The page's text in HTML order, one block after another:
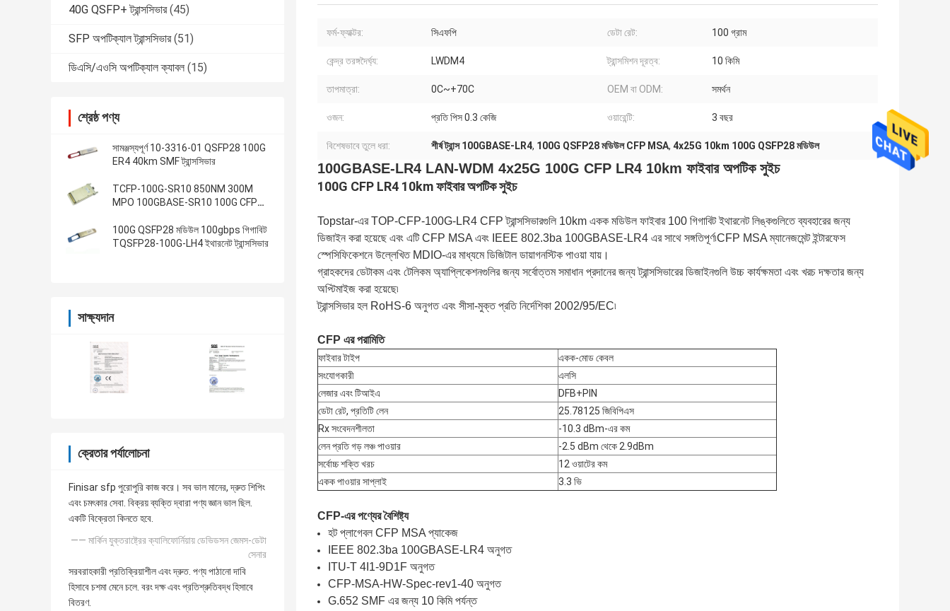
40G QSFP+ ট্রান্সসিভার (45)
SFP অপটিক্যাল ট্রান্সসিভার (51)
ডিএসি/এওসি অপটিক্যাল ক্যাবল (15)
শ্রেষ্ঠ পণ্য
সামঞ্জস্যপূর্ণ 10-3316-01 QSFP28 100G
ER4 40km SMF ট্রান্সসিভার
TCFP-100G-SR10 850NM 300M
MPO 100GBASE-SR10 100G CFP
100G QSFP28 মডিউল 100gbps গিগাবিট
TQSFP28-100G-LH4 ইথারনেট ট্রান্সসিভার
সাক্ষ্যদান
ক্রেতার পর্যালোচনা
Finisar sfp পুরোপুরি কাজ করে। সব ভাল মানের, দ্রুত শিপিং
এবং চমৎকার সেবা. বিক্রয় ব্যক্তি দ্বারা পণ্য জ্ঞান ভাল ছিল.
একটি বিক্রেতা কিনতে হবে.
—— মার্কিন যুক্তরাষ্ট্রের ক্যালিফোর্নিয়ায় ডেভিডসন জেমস-ডেটা
সেনার
সরবরাহকারী প্রতিক্রিয়াশীল এবং দ্রুত. পণ্য পাঠানো দাবি
হিসাবে চশমা মেনে চলে. বরং দক্ষ এবং প্রতিশ্রুতিবদ্ধ হিসাবে
বিতরণ.
ফর্ম-ফ্যাক্টর: সিএফপি ডেটা রেট: 100 গ্রাম
কেন্দ্র তরঙ্গদৈর্ঘ্য: LWDM4 ট্রান্সমিশন দূরত্ব: 10 কিমি
তাপমাত্রা: 0C~+70C OEM বা ODM: সমর্থন
ওজন: প্রতি পিস 0.3 কেজি ওয়ারেন্টি: 3 বছর
বিশেষভাবে তুলে ধরা: শীর্ষ ট্রান্স 100GBASE-LR4, 100G QSFP28 মডিউল CFP MSA, 4x25G 10km 100G QSFP28 মডিউল
100GBASE-LR4 LAN-WDM 4x25G 100G CFP LR4 10km ফাইবার অপটিক সুইচ
100G CFP LR4 10km ফাইবার অপটিক সুইচ
Topstar-এর TOP-CFP-100G-LR4 CFP ট্রান্সসিভারগুলি 10km একক মডিউল ফাইবার 100 গিগাবিট ইথারনেট লিঙ্কগুলিতে ব্যবহারের জন্য
ডিজাইন করা হয়েছে এবং এটি CFP MSA এবং IEEE 802.3ba 100GBASE-LR4 এর সাথে সঙ্গতিপূর্ণ৷CFP MSA ম্যানেজমেন্ট ইন্টারফেস
স্পেসিফিকেশনে উল্লেখিত MDIO-এর মাধ্যমে ডিজিটাল ডায়াগনস্টিক পাওয়া যায়।
গ্রাহকদের ডেটাকম এবং টেলিকম অ্যাপ্লিকেশনগুলির জন্য সর্বোত্তম সমাধান প্রদানের জন্য ট্রান্সসিভারের ডিজাইনগুলি উচ্চ কার্যক্ষমতা এবং খরচ দক্ষতার জন্য
অপ্টিমাইজ করা হয়েছে৷
ট্রান্সসিভার হল RoHS-6 অনুগত এবং সীসা-মুক্ত প্রতি নির্দেশিকা 2002/95/EC৷
CFP এর পরামিতি
ফাইবার টাইপ
একক-মোড কেবল
সংযোগকারী
এলসি
লেজার এবং টিআইএ
DFB+PIN
ডেটা রেট, প্রতিটি লেন
25.78125 জিবিপিএস
Rx সংবেদনশীলতা
-10.3 dBm-এর কম
লেন প্রতি গড় লঞ্চ পাওয়ার
-2.5 dBm থেকে 2.9dBm
সর্বোচ্চ শক্তি খরচ
12 ওয়াটের কম
একক পাওয়ার সাপ্লাই
3.3 ভি
CFP-এর পণ্যের বৈশিষ্ট্য
হট প্লাগেবল CFP MSA প্যাকেজ
IEEE 802.3ba 100GBASE-LR4 অনুগত
ITU-T 4I1-9D1F অনুগত
CFP-MSA-HW-Spec-rev1-40 অনুগত
G.652 SMF এর জন্য 10 কিমি পর্যন্ত